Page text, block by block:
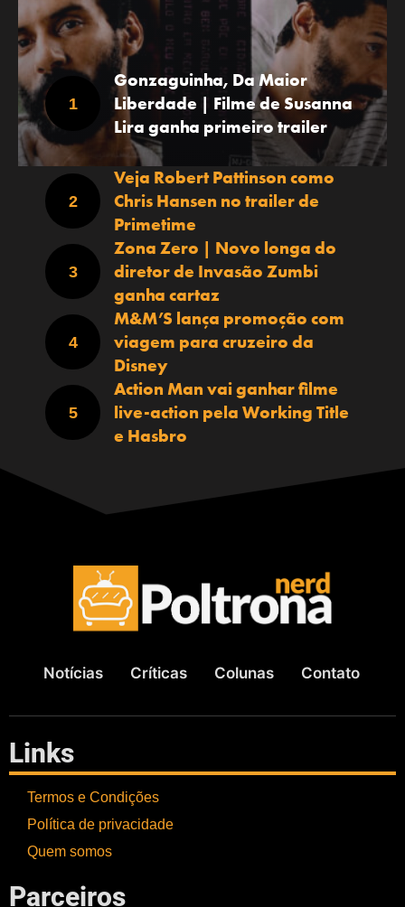
Gonzaguinha, Da Maior
Liberdade | Filme de Susanna
Lira ganha primeiro trailer
Veja Robert Pattinson como
Chris Hansen no trailer de
Primetime
Zona Zero | Novo longa do
diretor de Invasão Zumbi
ganha cartaz
M&M’S lança promoção com
viagem para cruzeiro da
Disney
Action Man vai ganhar filme
live-action pela Working Title
e Hasbro
Notícias Críticas Colunas Contato
Links
Termos e Condições
Política de privacidade
Quem somos
Parceiros